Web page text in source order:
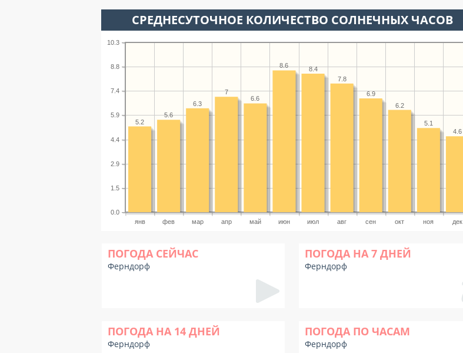
СРЕДНЕСУТОЧНОЕ КОЛИЧЕСТВО СОЛНЕЧНЫХ ЧАСОВ
янв фев мар апр май июн июл авг сен окт ноя дек
0.0
1.5
2.9
4.4
5.9
7.4
8.8
10.3
4.6
5.1
6.2
6.9
7.8
8.4
8.6
6.6
7
6.3
5.6
5.2
ПОГОДА СЕЙЧАС
Ферндорф
ПОГОДА НА 7 ДНЕЙ
Ферндорф
ПОГОДА НА 14 ДНЕЙ
Ферндорф
ПОГОДА ПО ЧАСАМ
Ферндорф